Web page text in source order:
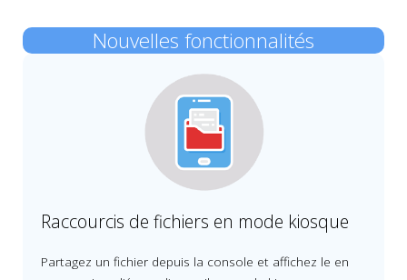
Nouvelles fonctionnalités
Raccourcis de fichiers en mode kiosque
Partagez un fichier depuis la console et affichez le en